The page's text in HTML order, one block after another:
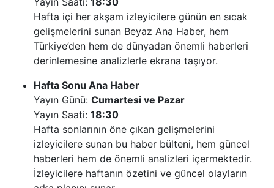
Hafta içi her akşam izleyicilere günün en sıcak
gelişmelerini sunan Beyaz Ana Haber, hem
Türkiye’den hem de dünyadan önemli haberleri
derinlemesine analizlerle ekrana taşıyor.
Hafta Sonu Ana Haber
Yayın Günü: Cumartesi ve Pazar
Yayın Saati: 18:30
Hafta sonlarının öne çıkan gelişmelerini
izleyicilere sunan bu haber bülteni, hem güncel
haberleri hem de önemli analizleri içermektedir.
İzleyicilere haftanın özetini ve güncel olayların